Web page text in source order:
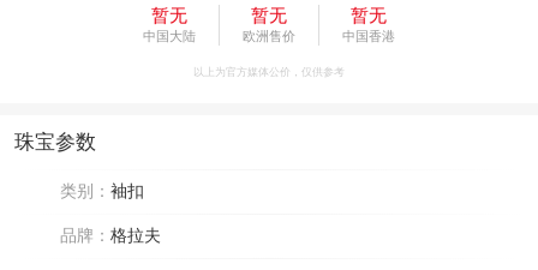
暂无
中国大陆
暂无
欧洲售价
暂无
中国香港
以上为官方媒体公价，仅供参考
珠宝参数
类别： 袖扣
品牌： 格拉夫